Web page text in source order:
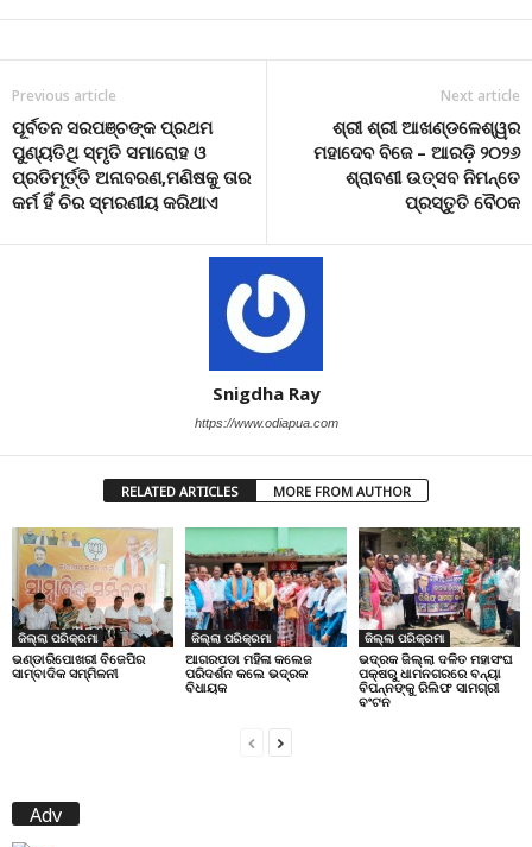
Previous article
ପୂର୍ବତନ ସରପଞ୍ଚଙ୍କ ପ୍ରଥମ
ପୁଣ୍ୟତିଥି ସ୍ମୃତି ସମାରୋହ ଓ
ପ୍ରତିମୂର୍ତ୍ତି ଅନାବରଣ,ମଣିଷକୁ ତାର
କର୍ମ ହିଁ ଚିର ସ୍ମରଣୀୟ କରିଥାଏ
Next article
ଶ୍ରୀ ଶ୍ରୀ ଆଖଣ୍ଡଳେଶ୍ୱର
ମହାଦେବ ବିଜେ – ଆରଡ଼ି ୨୦୨୬
ଶ୍ରାବଣୀ ଉତ୍ସବ ନିମନ୍ତେ
ପ୍ରସ୍ତୁତି ବୈଠକ
Snigdha Ray
https://www.odiapua.com
RELATED ARTICLES MORE FROM AUTHOR
ଜିଲ୍ଲା ପରିକ୍ରମା
ଭଣ୍ଡାରିପୋଖରୀ ବିଜେପିର
ସାମ୍ବାଦିକ ସମ୍ମିଳନୀ
ଜିଲ୍ଲା ପରିକ୍ରମା
ଆଗରପଡା ମହିଳା କଲେଜ
ପରିଦର୍ଶନ କଲେ ଭଦ୍ରକ
ବିଧାୟକ
ଜିଲ୍ଲା ପରିକ୍ରମା
ଭଦ୍ରକ ଜିଲ୍ଲା ଦଳିତ ମହାସଂଘ
ପକ୍ଷରୁ ଧାମନଗରରେ ବନ୍ୟା
ବିପନ୍ନଙ୍କୁ ରିଲିଫ ସାମଗ୍ରୀ
ବଂଟନ
Adv